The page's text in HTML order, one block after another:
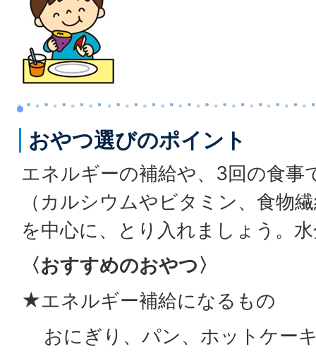
おやつ選びのポイント
エネルギーの補給や、3回の食事
（カルシウムやビタミン、食物
を中心に、とり入れましょう。
〈おすすめのおやつ〉
★エネルギー補給になるもの
おにぎり、パン、ホットケー